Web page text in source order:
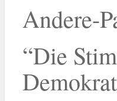
Andere-
“Die